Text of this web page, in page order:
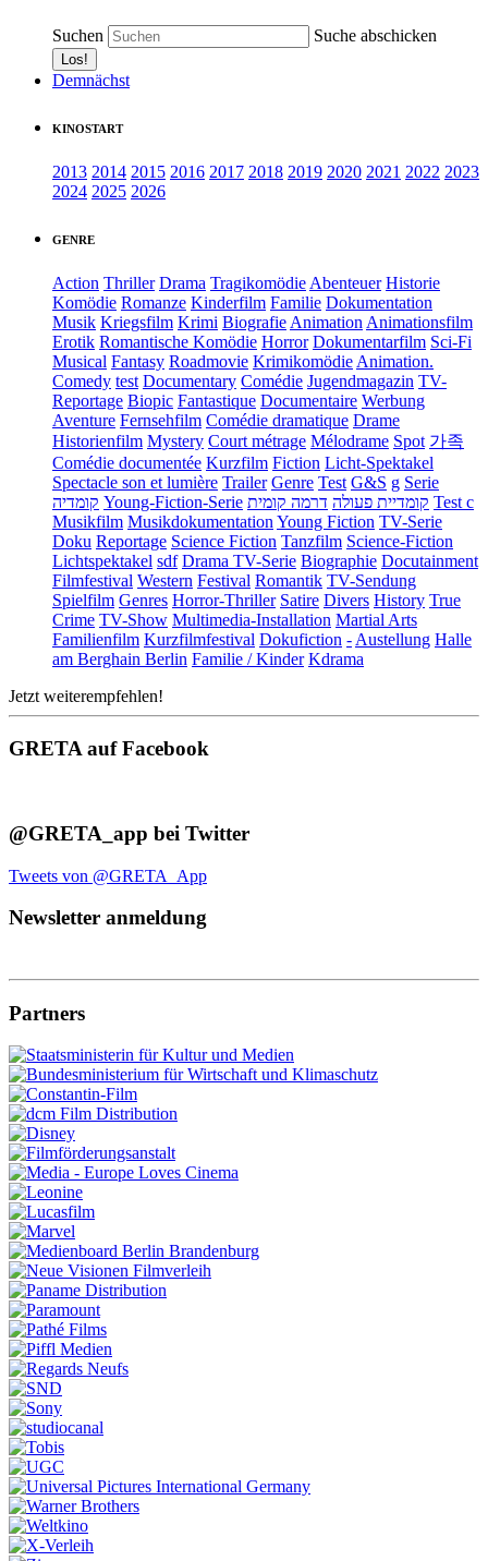
Suchen Suche abschicken
Demnächst
KINOSTART
2013 2014 2015 2016 2017 2018 2019 2020 2021 2022 2023
2024 2025 2026
GENRE
Action Thriller Drama Tragikomödie Abenteuer Historie
Komödie Romanze Kinderfilm Familie Dokumentation
Musik Kriegsfilm Krimi Biografie Animation Animationsfilm
Erotik Romantische Komödie Horror Dokumentarfilm Sci-Fi
Musical Fantasy Roadmovie Krimikomödie Animation.
Comedy test Documentary Comédie Jugendmagazin TV-
Reportage Biopic Fantastique Documentaire Werbung
Aventure Fernsehfilm Comédie dramatique Drame
Historienfilm Mystery Court métrage Mélodrame Spot 가족
Comédie documentée Kurzfilm Fiction Licht-Spektakel
Spectacle son et lumière Trailer Genre Test G&S g Serie
קומדיה Young-Fiction-Serie קומדיית פעולה דרמה קומית
Test c
Musikfilm Musikdokumentation Young Fiction TV-Serie
Doku Reportage Science Fiction Tanzfilm Science-Fiction
Lichtspektakel sdf Drama TV-Serie Biographie Docutainment
Filmfestival Western Festival Romantik TV-Sendung
Spielfilm Genres Horror-Thriller Satire Divers History True
Crime TV-Show Multimedia-Installation Martial Arts
Familienfilm Kurzfilmfestival Dokufiction - Austellung Halle
am Berghain Berlin Familie / Kinder Kdrama
Jetzt weiterempfehlen!
GRETA auf Facebook
@GRETA_app bei Twitter
Tweets von @GRETA_App
Newsletter anmeldung
Partners